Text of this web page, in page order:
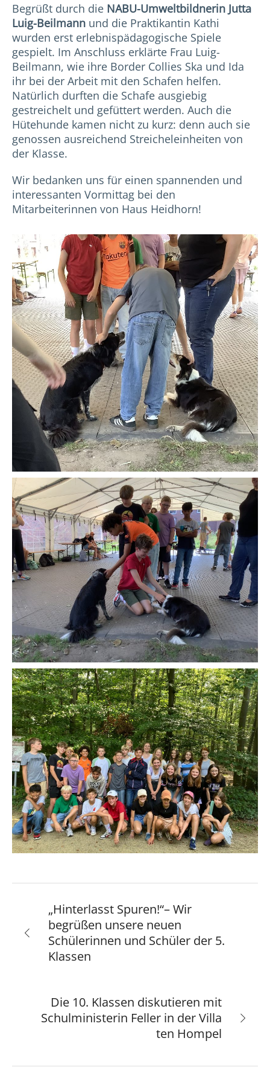
Begrüßt durch die NABU-Umweltbildnerin Jutta
Luig-Beilmann und die Praktikantin Kathi
wurden erst erlebnispädagogische Spiele
gespielt. Im Anschluss erklärte Frau Luig-
Beilmann, wie ihre Border Collies Ska und Ida
ihr bei der Arbeit mit den Schafen helfen.
Natürlich durften die Schafe ausgiebig
gestreichelt und gefüttert werden. Auch die
Hütehunde kamen nicht zu kurz: denn auch sie
genossen ausreichend Streicheleinheiten von
der Klasse.
Wir bedanken uns für einen spannenden und
interessanten Vormittag bei den
Mitarbeiterinnen von Haus Heidhorn!
„Hinterlasst Spuren!“– Wir
begrüßen unsere neuen
Schülerinnen und Schüler der 5.
Klassen
Die 10. Klassen diskutieren mit
Schulministerin Feller in der Villa
ten Hompel